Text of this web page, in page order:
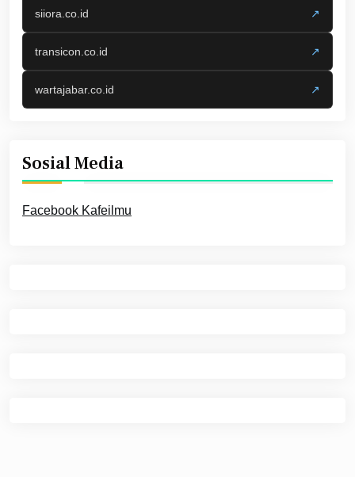
siiora.co.id ↗
transicon.co.id ↗
wartajabar.co.id ↗
Sosial Media
Facebook Kafeilmu